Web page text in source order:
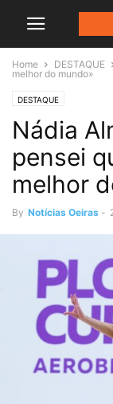
Home DESTAQUE
melhor do mundo»
DESTAQUE
Nádia
pensei
melhor
By Notícias Oeiras -